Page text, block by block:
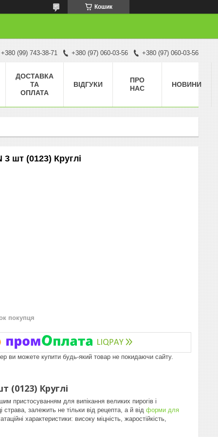
Кошик
+380 (99) 743-38-71 +380 (97) 060-03-56 +380 (97) 060-03-56
ДОСТАВКА
ТА
ОПЛАТА
ВІДГУКИ
ПРО
НАС
НОВИНИ
шт (0123) Круглі
покупця
ви можете купити будь-який товар не покидаючи сайту.
(0123) Круглі
пристосуванням для випікання великих пирогів і
залежить не тільки від рецепта, а й від форми для
характеристики: високу міцність, жаростійкість,